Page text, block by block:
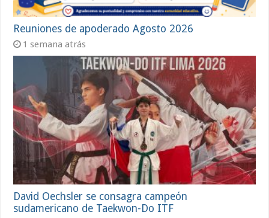
Reuniones de apoderado Agosto 2026
1 semana atrás
David Oechsler se consagra campeón
sudamericano de Taekwon-Do ITF